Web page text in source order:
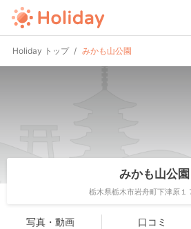
Holiday トップ みかも山公園
みかも山公園
栃木県栃木市岩舟町下津原１
写真・動画 口コミ